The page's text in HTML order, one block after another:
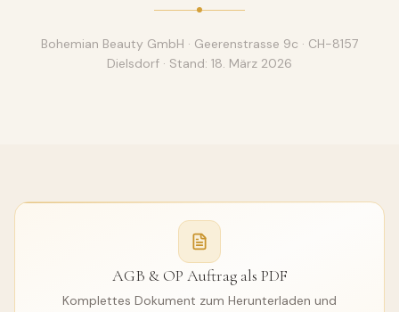
Bohemian Beauty GmbH · Geerenstrasse 9c · CH-8157
Dielsdorf · Stand: 18. März 2026
AGB & OP Auftrag als PDF
Komplettes Dokument zum Herunterladen und